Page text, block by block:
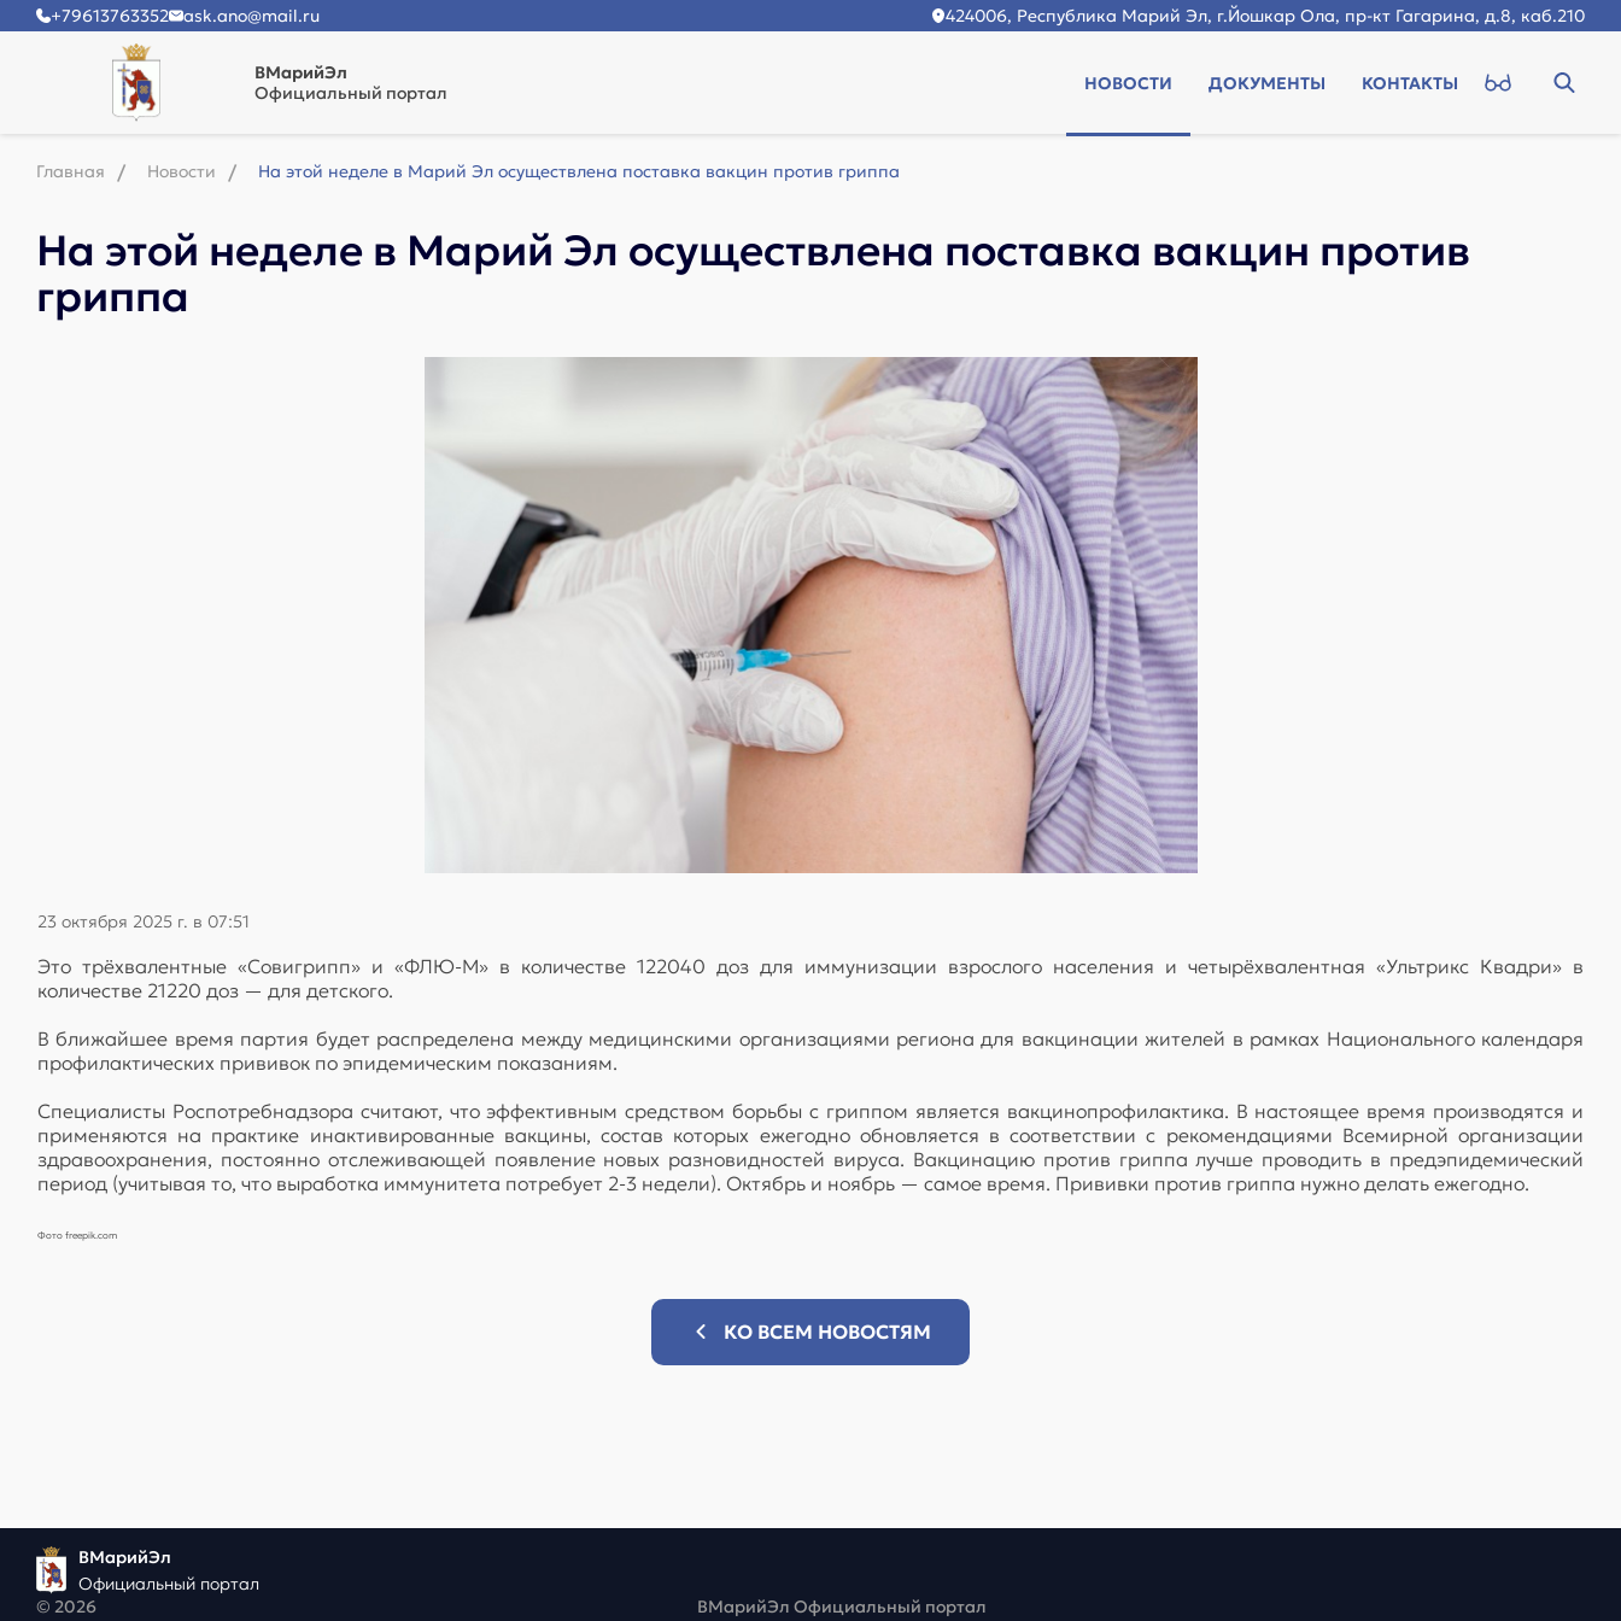
+79613763352 ask.ano@mail.ru 424006, Республика Марий Эл, г.Йошкар Ола, пр-кт Гагарина, д.8, каб.210
ВМарийЭл
Официальный портал
НОВОСТИ ДОКУМЕНТЫ КОНТАКТЫ
Главная Новости На этой неделе в Марий Эл осуществлена поставка вакцин против гриппа
На этой неделе в Марий Эл осуществлена поставка вакцин против
гриппа
23 октября 2025 г. в 07:51
Это трёхвалентные «Совигрипп» и «ФЛЮ-М» в количестве 122040 доз для иммунизации взрослого населения и четырёхвалентная «Ультрикс Квадри» в
количестве 21220 доз — для детского.
В ближайшее время партия будет распределена между медицинскими организациями региона для вакцинации жителей в рамках Национального календаря
профилактических прививок по эпидемическим показаниям.
Специалисты Роспотребнадзора считают, что эффективным средством борьбы с гриппом является вакцинопрофилактика. В настоящее время производятся и
применяются на практике инактивированные вакцины, состав которых ежегодно обновляется в соответствии с рекомендациями Всемирной организации
здравоохранения, постоянно отслеживающей появление новых разновидностей вируса. Вакцинацию против гриппа лучше проводить в предэпидемический
период (учитывая то, что выработка иммунитета потребует 2-3 недели). Октябрь и ноябрь — самое время. Прививки против гриппа нужно делать ежегодно.
Фото freepik.com
КО ВСЕМ НОВОСТЯМ
ВМарийЭл
Официальный портал
© 2026
ВМарийЭл Официальный портал